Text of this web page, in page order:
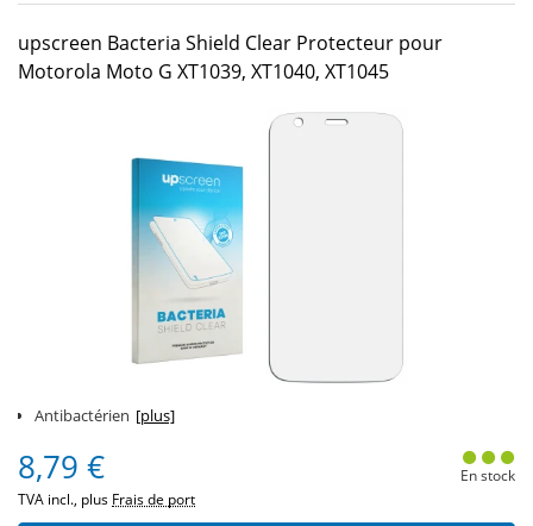
upscreen Bacteria Shield Clear Protecteur pour
Motorola Moto G XT1039, XT1040, XT1045
Antibactérien [plus]
8,79 €
TVA incl., plus Frais de port
En stock